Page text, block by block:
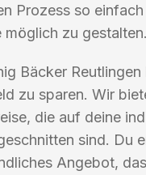
Prozess so
möglich zu gestalten.
Bäcker Reutlingen
zu sparen. Wir
die auf deine
sind. Du
Angebot,